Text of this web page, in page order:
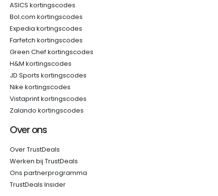
ASICS kortingscodes
Bol.com kortingscodes
Expedia kortingscodes
Farfetch kortingscodes
Green Chef kortingscodes
H&M kortingscodes
JD Sports kortingscodes
Nike kortingscodes
Vistaprint kortingscodes
Zalando kortingscodes
Over ons
Over TrustDeals
Werken bij TrustDeals
Ons partnerprogramma
TrustDeals Insider